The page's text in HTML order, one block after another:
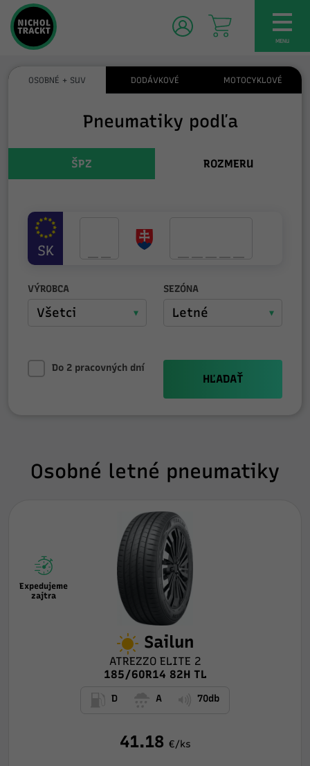
MENU
OSOBNÉ + SUV DODÁVKOVÉ MOTOCYKLOVÉ
Pneumatiky podľa
ŠPZ ROZMERU
SK
VÝROBCA SEZÓNA
Do 2 pracovných dní
HĽADAŤ
Osobné letné pneumatiky
Expedujeme
zajtra
Sailun
ATREZZO ELITE 2
185/60R14 82H TL
D A 70db
41.18 €/ks